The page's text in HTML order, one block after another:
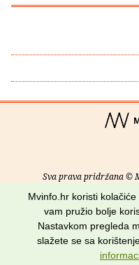
Sva prava pridržana ©
Mvinfo.hr koristi kolačiće
vam pružio bolje
Nastavkom pregleda
slažete se sa